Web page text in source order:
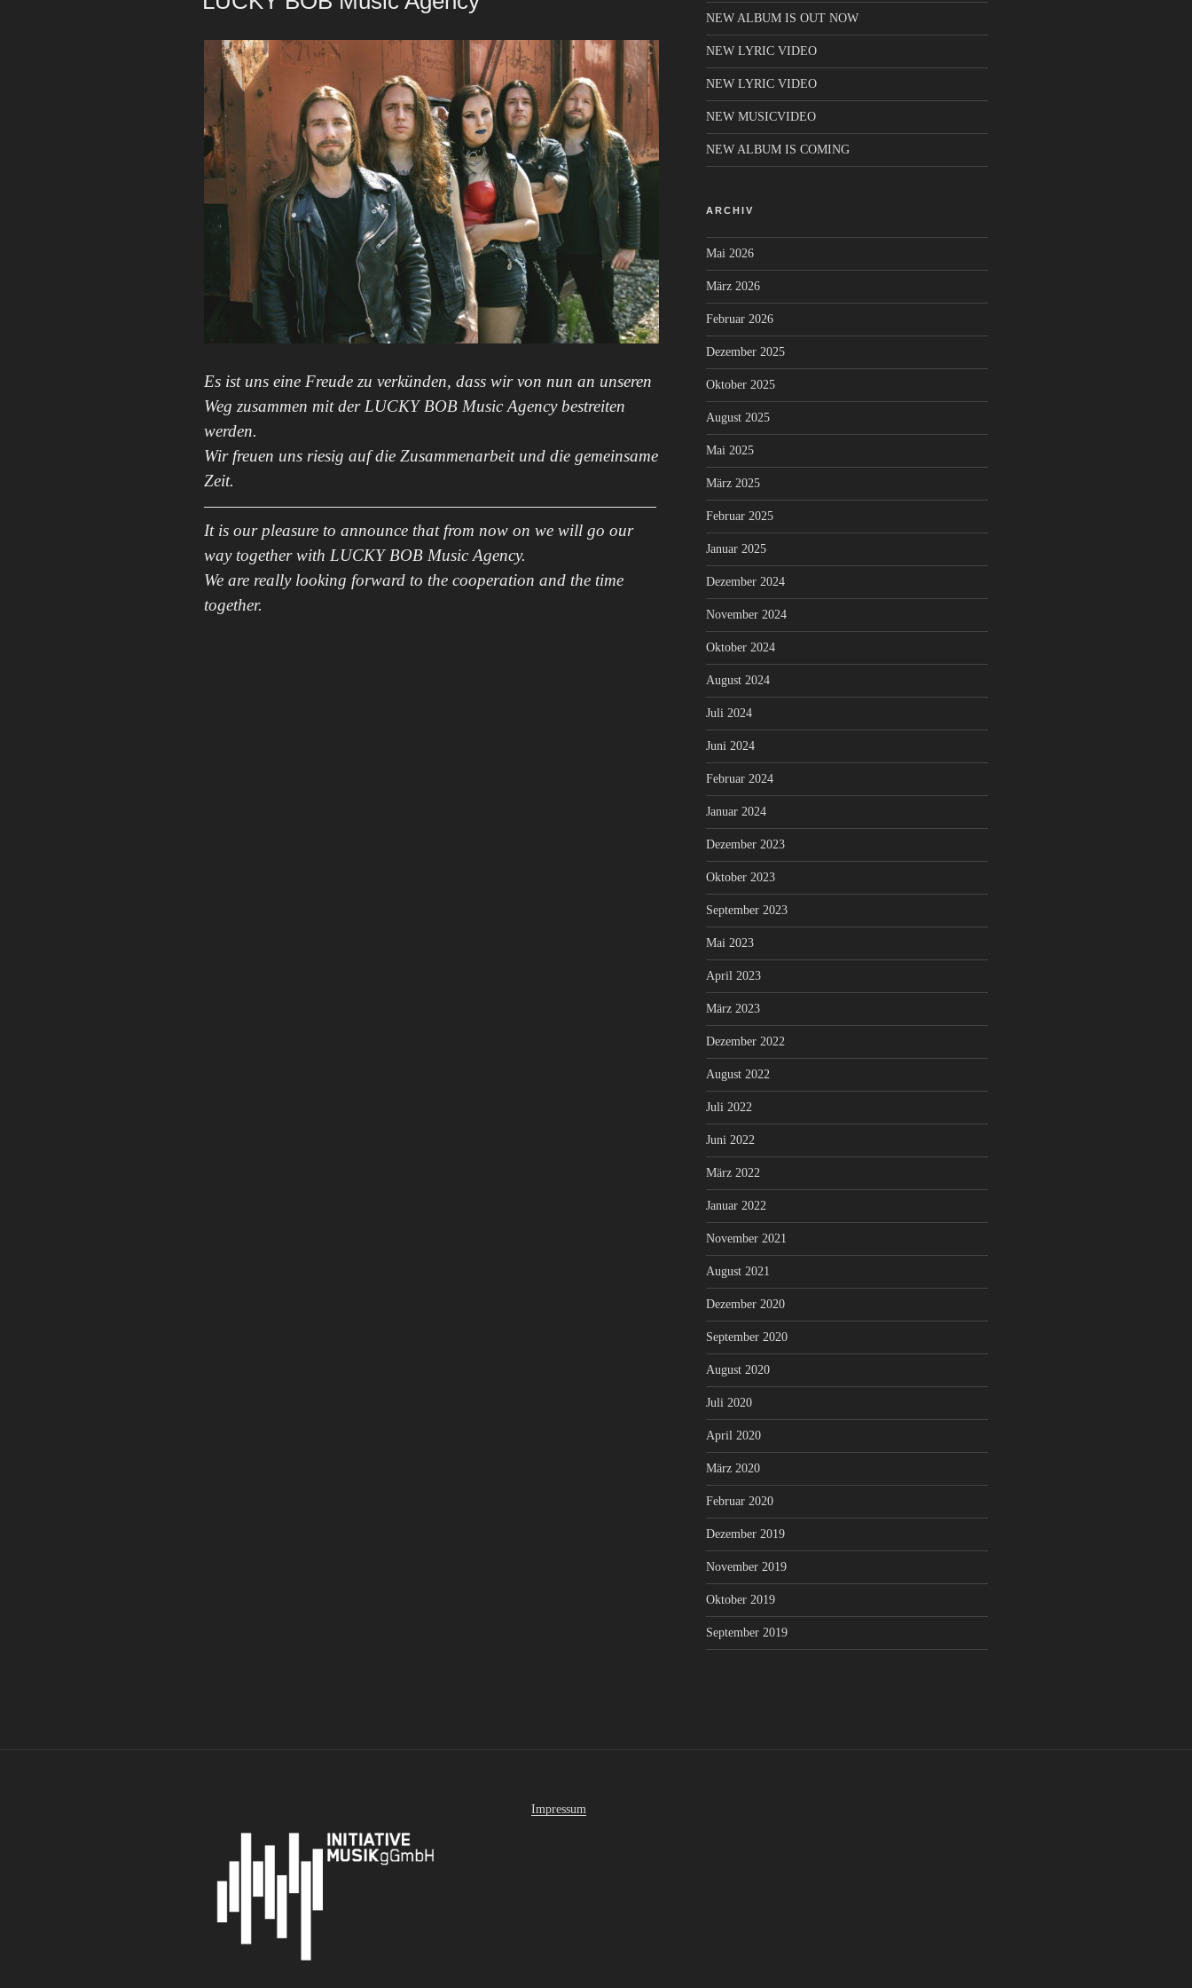
Es ist uns eine Freude zu verkünden, dass wir von nun an unseren
Weg zusammen mit der LUCKY BOB Music Agency bestreiten
werden.
Wir freuen uns riesig auf die Zusammenarbeit und die gemeinsame
Zeit.
——————————————————————————————
It is our pleasure to announce that from now on we will go our
way together with LUCKY BOB Music Agency.
We are really looking forward to the cooperation and the time
together.
NEW ALBUM IS OUT NOW
NEW LYRIC VIDEO
NEW LYRIC VIDEO
NEW MUSICVIDEO
NEW ALBUM IS COMING
ARCHIV
Mai 2026
März 2026
Februar 2026
Dezember 2025
Oktober 2025
August 2025
Mai 2025
März 2025
Februar 2025
Januar 2025
Dezember 2024
November 2024
Oktober 2024
August 2024
Juli 2024
Juni 2024
Februar 2024
Januar 2024
Dezember 2023
Oktober 2023
September 2023
Mai 2023
April 2023
März 2023
Dezember 2022
August 2022
Juli 2022
Juni 2022
März 2022
Januar 2022
November 2021
August 2021
Dezember 2020
September 2020
August 2020
Juli 2020
April 2020
März 2020
Februar 2020
Dezember 2019
November 2019
Oktober 2019
September 2019
Impressum